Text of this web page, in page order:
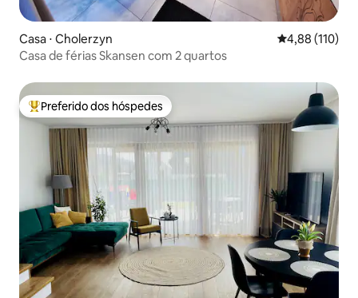
Casa ⋅ Cholerzyn 4,88 de uma
4,88 (110)
Casa de férias Skansen com 2 quartos
Entre os melhores preferidos dos hóspedes
Preferido dos hóspedes